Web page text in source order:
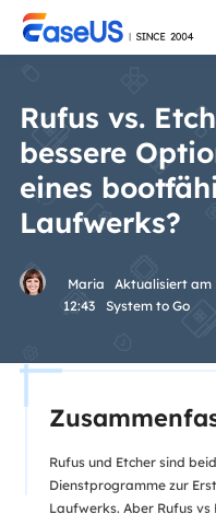
Rufus vs.
bessere
eines
Laufwerks?
Maria
Aktualisiert am
12:43
System to Go
Rufus und Etcher sind
Dienstprogramme zur
Laufwerks. Aber Rufus vs